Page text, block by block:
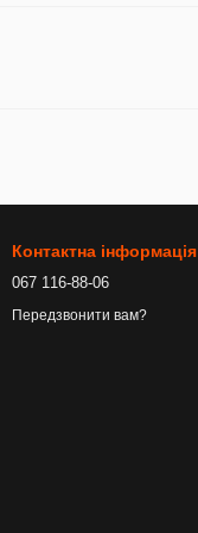
Контактна інформація
067 116-88-06
Передзвонити вам?